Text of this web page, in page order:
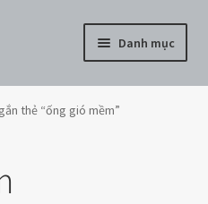
Danh mục
thẻ “ống gió mềm”